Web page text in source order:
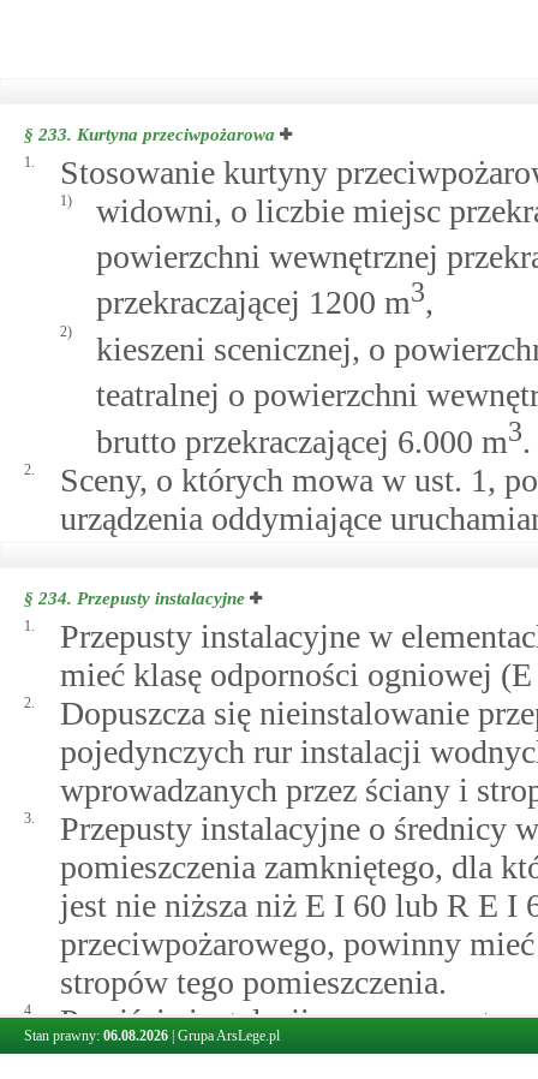
§ 233. Kurtyna przeciwpożarowa
1. Stosowanie kurtyny
1)
widowni, o liczbie miejsc
powierzchni wewnętrznej
przekraczającej 1200 m3,
2)
kieszeni scenicznej, o
teatralnej o powierzchni
brutto przekraczającej 6.000 m3.
2.
Sceny, o których mowa w ust. 1,
urządzenia oddymiające
§ 234. Przepusty instalacyjne
1.
Przepusty instalacyjne w
mieć klasę odporności ogniowej
2.
Dopuszcza się nieinstalowanie
pojedynczych rur instalacji
wprowadzanych przez ściany i
3.
Przepusty instalacyjne o średnicy
pomieszczenia zamkniętego, dla
jest nie niższa niż E I 60 lub R E I
przeciwpożarowego, powinny
stropów tego pomieszczenia.
4.
Przejścia instalacji przez
poziomu terenu, powinny być
Stan prawny: 06.08.2026 Grupa ArsLege.pl